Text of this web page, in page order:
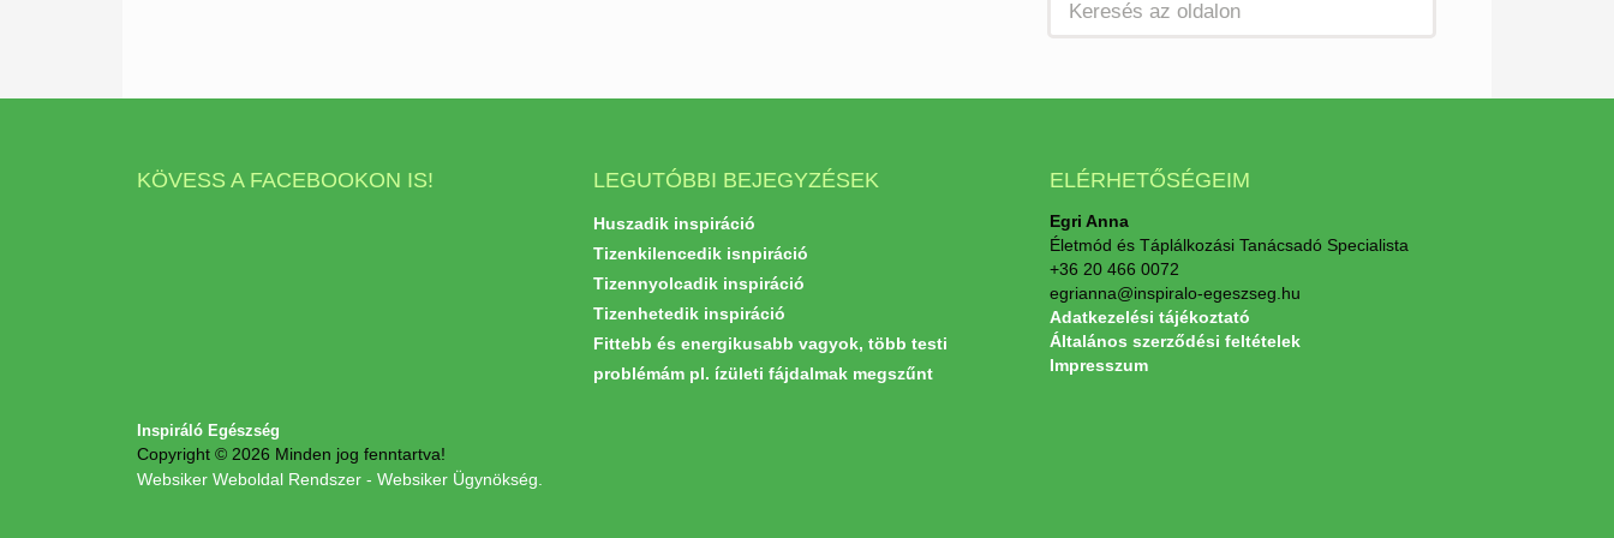
KÖVESS A FACEBOOKON IS! LEGUTÓBBI BEJEGYZÉSEK
Huszadik inspiráció
Tizenkilencedik isnpiráció
Tizennyolcadik inspiráció
Tizenhetedik inspiráció
Fittebb és energikusabb vagyok, több testi
problémám pl. ízületi fájdalmak megszűnt
ELÉRHETŐSÉGEIM
Egri Anna
Életmód és Táplálkozási Tanácsadó Specialista
+36 20 466 0072
egrianna@inspiralo-egeszseg.hu
Adatkezelési tájékoztató
Általános szerződési feltételek
Impresszum
Inspiráló Egészség
Copyright © 2026 Minden jog fenntartva!
Websiker Weboldal Rendszer - Websiker Ügynökség.